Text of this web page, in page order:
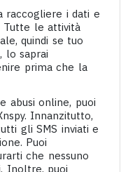
raccogliere i dati e
Tutte le attività
quindi se tuo
lo saprai
prima che la
abusi online, puoi
Innanzitutto,
gli SMS inviati e
Puoi
che nessuno
Inoltre, puoi